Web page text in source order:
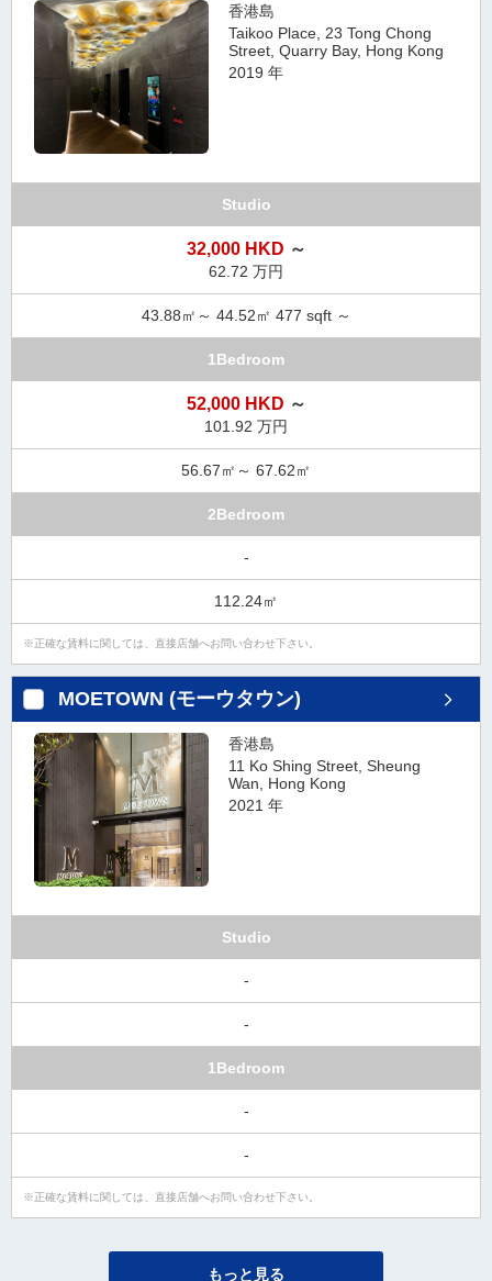
香港島
Taikoo Place, 23 Tong Chong
Street, Quarry Bay, Hong Kong
2019 年
Studio
32,000 HKD ～
62.72 万円
43.88㎡～ 44.52㎡ 477 sqft ～
1Bedroom
52,000 HKD ～
101.92 万円
56.67㎡～ 67.62㎡
2Bedroom
-
112.24㎡
正確な賃料に関しては、直接店舗へお問い合わせ下さい。
MOETOWN (モーウタウン)
香港島
11 Ko Shing Street, Sheung
Wan, Hong Kong
2021 年
Studio
-
-
1Bedroom
-
-
正確な賃料に関しては、直接店舗へお問い合わせ下さい。
もっと見る